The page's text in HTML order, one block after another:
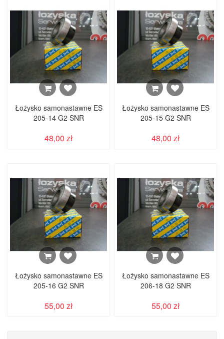
Łożysko samonastawne ES
205-14 G2 SNR
48,00 zł
Łożysko samonastawne ES
205-15 G2 SNR
48,00 zł
Łożysko samonastawne ES
205-16 G2 SNR
55,00 zł
Łożysko samonastawne ES
206-18 G2 SNR
55,00 zł